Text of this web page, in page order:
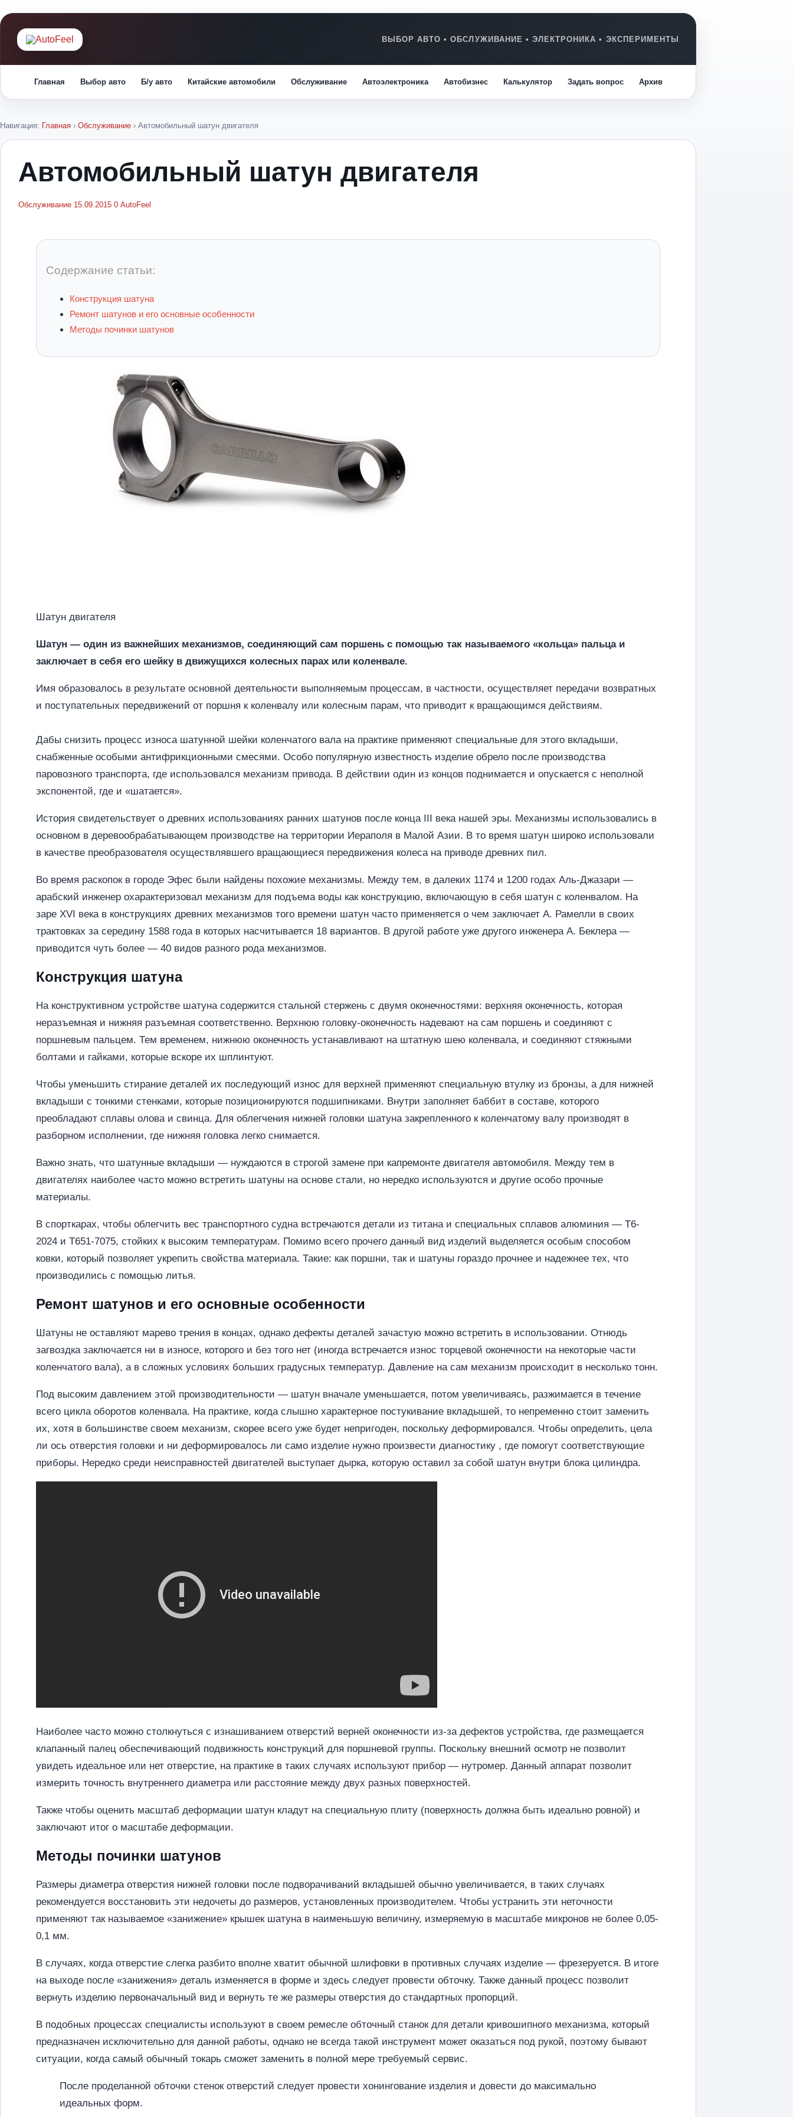
Главная Выбор авто Б/у авто Китайские автомобили Обслуживание Автоэлектроника Автобизнес Калькулятор Задать вопрос Архив
Навигация: Главная › Обслуживание › Автомобильный шатун двигателя
Автомобильный шатун двигателя
Обслуживание 15.09.2015 0 AutoFeel
Содержание статьи:
Конструкция шатуна
Ремонт шатунов и его основные особенности
Методы починки шатунов
Шатун двигателя
Шатун — один из важнейших механизмов, соединяющий сам поршень с помощью так называемого «кольца» пальца и
заключает в себя его шейку в движущихся колесных парах или коленвале.
Имя образовалось в результате основной деятельности выполняемым процессам, в частности, осуществляет передачи возвратных
и поступательных передвижений от поршня к коленвалу или колесным парам, что приводит к вращающимся действиям.
Дабы снизить процесс износа шатунной шейки коленчатого вала на практике применяют специальные для этого вкладыши,
снабженные особыми антифрикционными смесями. Особо популярную известность изделие обрело после производства
паровозного транспорта, где использовался механизм привода. В действии один из концов поднимается и опускается с неполной
экспонентой, где и «шатается».
История свидетельствует о древних использованиях ранних шатунов после конца III века нашей эры. Механизмы использовались в
основном в деревообрабатывающем производстве на территории Иераполя в Малой Азии. В то время шатун широко использовали
в качестве преобразователя осуществлявшего вращающиеся передвижения колеса на приводе древних пил.
Во время раскопок в городе Эфес были найдены похожие механизмы. Между тем, в далеких 1174 и 1200 годах Аль-Джазари —
арабский инженер охарактеризовал механизм для подъема воды как конструкцию, включающую в себя шатун с коленвалом. На
заре XVI века в конструкциях древних механизмов того времени шатун часто применяется о чем заключает А. Рамелли в своих
трактовках за середину 1588 года в которых насчитывается 18 вариантов. В другой работе уже другого инженера А. Беклера —
приводится чуть более — 40 видов разного рода механизмов.
Конструкция шатуна
На конструктивном устройстве шатуна содержится стальной стержень с двумя оконечностями: верхняя оконечность, которая
неразъемная и нижняя разъемная соответственно. Верхнюю головку-оконечность надевают на сам поршень и соединяют с
поршневым пальцем. Тем временем, нижнюю оконечность устанавливают на штатную шею коленвала, и соединяют стяжными
болтами и гайками, которые вскоре их шплинтуют.
Чтобы уменьшить стирание деталей их последующий износ для верхней применяют специальную втулку из бронзы, а для нижней
вкладыши с тонкими стенками, которые позиционируются подшипниками. Внутри заполняет баббит в составе, которого
преобладают сплавы олова и свинца. Для облегчения нижней головки шатуна закрепленного к коленчатому валу производят в
разборном исполнении, где нижняя головка легко снимается.
Важно знать, что шатунные вкладыши — нуждаются в строгой замене при капремонте двигателя автомобиля. Между тем в
двигателях наиболее часто можно встретить шатуны на основе стали, но нередко используются и другие особо прочные
материалы.
В спорткарах, чтобы облегчить вес транспортного судна встречаются детали из титана и специальных сплавов алюминия — Т6-
2024 и Т651-7075, стойких к высоким температурам. Помимо всего прочего данный вид изделий выделяется особым способом
ковки, который позволяет укрепить свойства материала. Такие: как поршни, так и шатуны гораздо прочнее и надежнее тех, что
производились с помощью литья.
Ремонт шатунов и его основные особенности
Шатуны не оставляют марево трения в концах, однако дефекты деталей зачастую можно встретить в использовании. Отнюдь
загвоздка заключается ни в износе, которого и без того нет (иногда встречается износ торцевой оконечности на некоторые части
коленчатого вала), а в сложных условиях больших градусных температур. Давление на сам механизм происходит в несколько тонн.
Под высоким давлением этой производительности — шатун вначале уменьшается, потом увеличиваясь, разжимается в течение
всего цикла оборотов коленвала. На практике, когда слышно характерное постукивание вкладышей, то непременно стоит заменить
их, хотя в большинстве своем механизм, скорее всего уже будет непригоден, поскольку деформировался. Чтобы определить, цела
ли ось отверстия головки и ни деформировалось ли само изделие нужно произвести диагностику , где помогут соответствующие
приборы. Нередко среди неисправностей двигателей выступает дырка, которую оставил за собой шатун внутри блока цилиндра.
Наиболее часто можно столкнуться с изнашиванием отверстий верней оконечности из-за дефектов устройства, где размещается
клапанный палец обеспечивающий подвижность конструкций для поршневой группы. Поскольку внешний осмотр не позволит
увидеть идеальное или нет отверстие, на практике в таких случаях используют прибор — нутромер. Данный аппарат позволит
измерить точность внутреннего диаметра или расстояние между двух разных поверхностей.
Также чтобы оценить масштаб деформации шатун кладут на специальную плиту (поверхность должна быть идеально ровной) и
заключают итог о масштабе деформации.
Методы починки шатунов
Размеры диаметра отверстия нижней головки после подворачиваний вкладышей обычно увеличивается, в таких случаях
рекомендуется восстановить эти недочеты до размеров, установленных производителем. Чтобы устранить эти неточности
применяют так называемое «занижение» крышек шатуна в наименьшую величину, измеряемую в масштабе микронов не более 0,05-
0,1 мм.
В случаях, когда отверстие слегка разбито вполне хватит обычной шлифовки в противных случаях изделие — фрезеруется. В итоге
на выходе после «занижения» деталь изменяется в форме и здесь следует провести обточку. Также данный процесс позволит
вернуть изделию первоначальный вид и вернуть те же размеры отверстия до стандартных пропорций.
В подобных процессах специалисты используют в своем ремесле обточный станок для детали кривошипного механизма, который
предназначен исключительно для данной работы, однако не всегда такой инструмент может оказаться под рукой, поэтому бывают
ситуации, когда самый обычный токарь сможет заменить в полной мере требуемый сервис.
После проделанной обточки стенок отверстий следует провести хонингование изделия и довести до максимально
идеальных форм.